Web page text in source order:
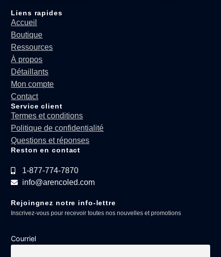
Liens rapides
Accueil
Boutique
Ressources
À propos
Détaillants
Mon compte
Contact
Service client
Termes et conditions
Politique de confidentialité
Questions et réponses
Reston en contact
1-877-774-7870
info@arencoled.com
Rejoingnez notre info-lettre
Inscrivez-vous pour recevoir toutes nos nouvelles et promotions
Courriel